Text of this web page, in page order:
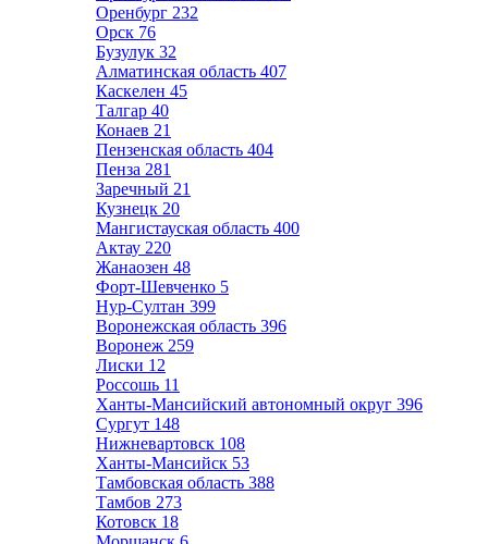
Оренбург 232
Орск 76
Бузулук 32
Алматинская область 407
Каскелен 45
Талгар 40
Конаев 21
Пензенская область 404
Пенза 281
Заречный 21
Кузнецк 20
Мангистауская область 400
Актау 220
Жанаозен 48
Форт-Шевченко 5
Нур-Султан 399
Воронежская область 396
Воронеж 259
Лиски 12
Россошь 11
Ханты-Мансийский автономный округ 396
Сургут 148
Нижневартовск 108
Ханты-Мансийск 53
Тамбовская область 388
Тамбов 273
Котовск 18